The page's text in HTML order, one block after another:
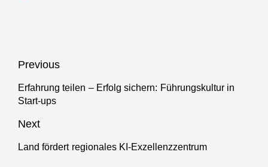
Beitragsnavigation
Previous
Previous
post:
Erfahrung teilen – Erfolg sichern: Führungskultur in
Start-ups
Next
Next
Land fördert regionales KI-Exzellenzzentrum